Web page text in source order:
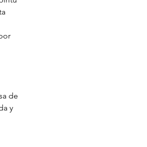
de
y